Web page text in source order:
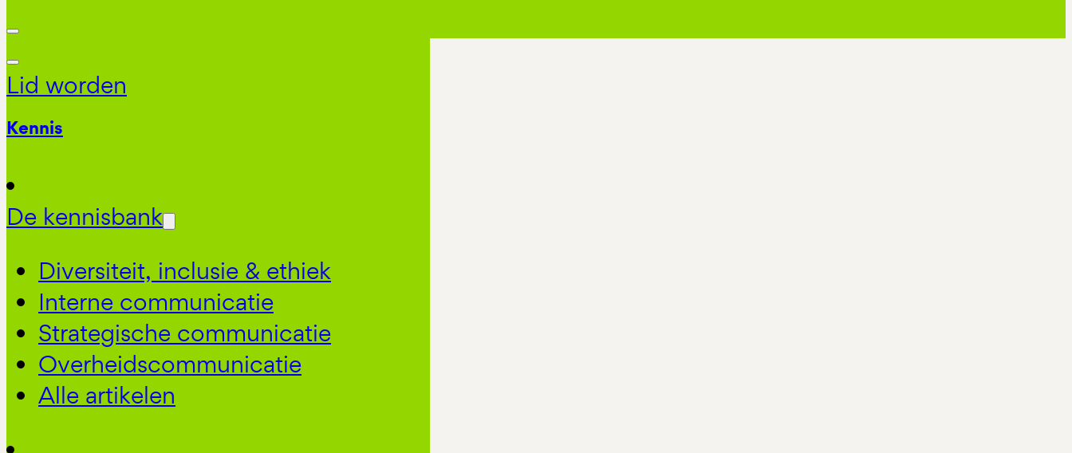
Lid worden
Kennis
De kennisbank
Diversiteit, inclusie & ethiek
Interne communicatie
Strategische communicatie
Overheidscommunicatie
Alle artikelen